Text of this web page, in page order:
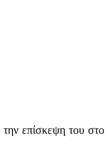
επίσκεψη του στο